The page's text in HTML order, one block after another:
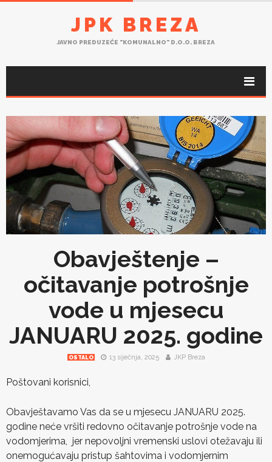
JPK BREZA
JAVNO PREDUZEĆE "KOMUNALNO" D.O.O. BREZA
Obavještenje –
očitavanje potrošnje
vode u mjesecu
JANUARU 2025. godine
OSTALO 13 siječnja, 2025 JKP Breza
Poštovani korisnici,
Obavještavamo Vas da se u mjesecu JANUARU 2025.
godine neće vršiti redovno očitavanje potrošnje vode na
vodomjerima, jer nepovoljni vremenski uslovi otežavaju ili
onemogućavaju pristup šahtovima i vodomjernim